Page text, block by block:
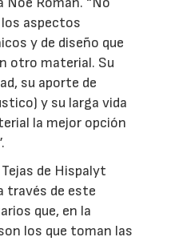
aspectos
y de diseño que
otro material. Su
su aporte de
y su larga vida
la mejor opción
de Hispalyt
través de este
que, en la
los que toman las